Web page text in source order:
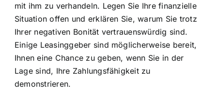
mit ihm zu verhandeln. Legen Sie Ihre finanzielle
Situation offen und erklären Sie, warum Sie trotz
Ihrer negativen Bonität vertrauenswürdig sind.
Einige Leasinggeber sind möglicherweise bereit,
Ihnen eine Chance zu geben, wenn Sie in der
Lage sind, Ihre Zahlungsfähigkeit zu
demonstrieren.